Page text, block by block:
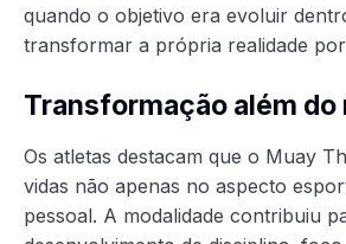
quando o objetivo era evoluir
transformar a própria realidade
Transformação além do
Os atletas destacam que o Muay
vidas não apenas no aspecto
pessoal. A modalidade contribuiu